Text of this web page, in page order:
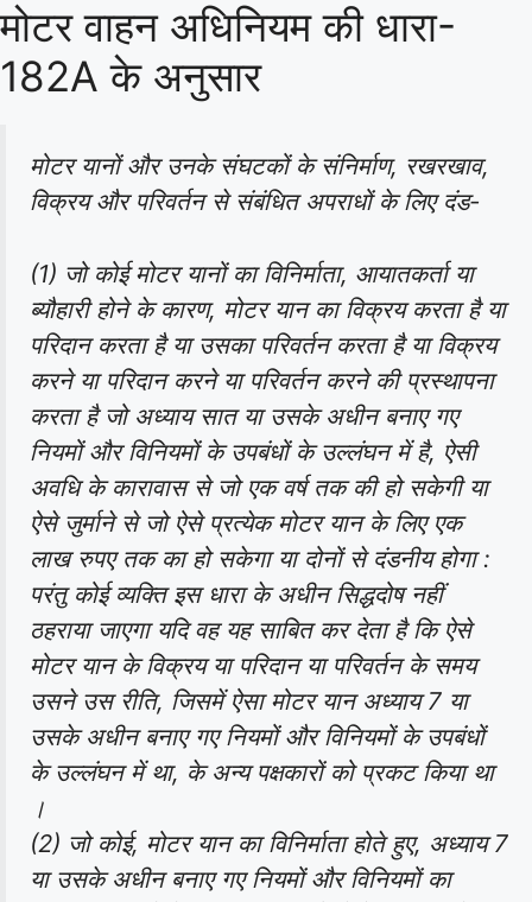
मोटर वाहन अधिनियम की धारा-
182A के अनुसार
मोटर यानों और उनके संघटकों के संनिर्माण, रखरखाव,
विक्रय और परिवर्तन से संबंधित अपराधों के लिए दंड-
(1) जो कोई मोटर यानों का विनिर्माता, आयातकर्ता या
ब्यौहारी होने के कारण, मोटर यान का विक्रय करता है या
परिदान करता है या उसका परिवर्तन करता है या विक्रय
करने या परिदान करने या परिवर्तन करने की प्रस्थापना
करता है जो अध्याय सात या उसके अधीन बनाए गए
नियमों और विनियमों के उपबंधों के उल्लंघन में है, ऐसी
अवधि के कारावास से जो एक वर्ष तक की हो सकेगी या
ऐसे जुर्माने से जो ऐसे प्रत्येक मोटर यान के लिए एक
लाख रुपए तक का हो सकेगा या दोनों से दंडनीय होगा :
परंतु कोई व्यक्ति इस धारा के अधीन सिद्धदोष नहीं
ठहराया जाएगा यदि वह यह साबित कर देता है कि ऐसे
मोटर यान के विक्रय या परिदान या परिवर्तन के समय
उसने उस रीति, जिसमें ऐसा मोटर यान अध्याय 7 या
उसके अधीन बनाए गए नियमों और विनियमों के उपबंधों
के उल्लंघन में था, के अन्य पक्षकारों को प्रकट किया था
।
(2) जो कोई, मोटर यान का विनिर्माता होते हुए, अध्याय 7
या उसके अधीन बनाए गए नियमों और विनियमों का